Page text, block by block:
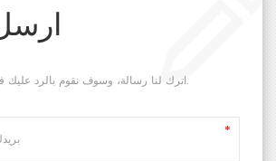
اترك لنا رسالة، وسوف نقوم بالرد عليك في أسرع وقت ممكن.